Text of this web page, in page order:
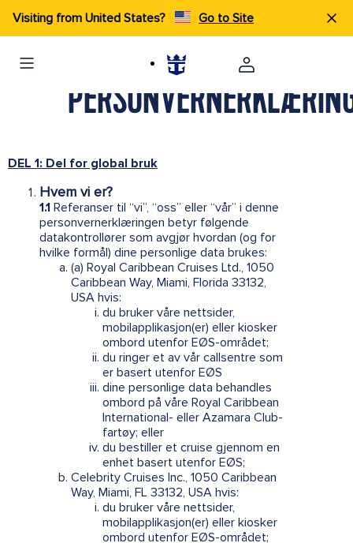
Visiting from United States? Go to Site
DEL 1: Del for global bruk
Hvem vi er?
1.1 Referanser til “vi”, “oss” eller “vår” i denne
personvernerklæringen betyr følgende
datakontrollører som avgjør hvordan (og for
hvilke formål) dine personlige data brukes:
(a) Royal Caribbean Cruises Ltd., 1050
Caribbean Way, Miami, Florida 33132,
USA hvis:
du bruker våre nettsider,
mobilapplikasjon(er) eller kiosker
ombord utenfor EØS-området;
du ringer et av vår callsentre som
er basert utenfor EØS
dine personlige data behandles
ombord på våre Royal Caribbean
International- eller Azamara Club-
fartøy; eller
du bestiller et cruise gjennom en
enhet basert utenfor EØS;
Celebrity Cruises Inc., 1050 Caribbean
Way, Miami, FL 33132, USA hvis:
du bruker våre nettsider,
mobilapplikasjon(er) eller kiosker
ombord utenfor EØS-området;